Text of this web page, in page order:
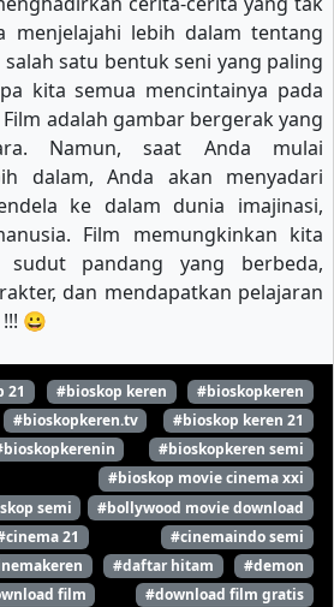
menjelajahi lebih dalam tentang
satu bentuk seni yang paling
kita semua mencintainya pada
adalah gambar bergerak yang
Namun, saat Anda mulai
dalam, Anda akan menyadari
ke dalam dunia imajinasi,
Film memungkinkan kita
pandang yang berbeda,
dan mendapatkan pelajaran
😀
21 #bioskop keren
#bioskopkeren
#bioskopkeren.tv
#bioskop keren 21
#bioskopkeren semi
#bioskop movie cinema xxi
semi
#bollywood movie download
21
#cinemaindo semi
#daftar hitam
#demon
film
#download film gratis